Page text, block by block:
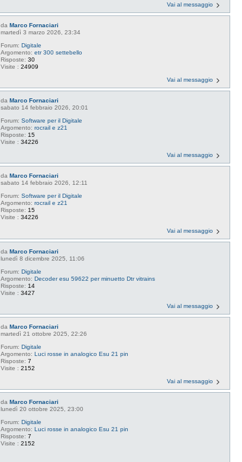
Vai al messaggio
daMarco Fornaciari
martedì 3 marzo 2026, 23:34
Forum:Digitale
Argomento:etr 300 settebello
Risposte:30
Visite :24909
Vai al messaggio
daMarco Fornaciari
sabato 14 febbraio 2026, 20:01
Forum:Software per il Digitale
Argomento:rocrail e z21
Risposte: 15
Visite :34226
Vai al messaggio
daMarco Fornaciari
sabato 14 febbraio 2026, 12:11
Forum:Software per il Digitale
Argomento:rocrail e z21
Risposte: 15
Visite :34226
Vai al messaggio
daMarco Fornaciari
lunedì 8 dicembre 2025, 11:06
Forum:Digitale
Argomento:Decoder esu 59622 per minuetto Dtr vitrains
Risposte: 14
Visite :3427
Vai al messaggio
daMarco Fornaciari
martedì 21 ottobre 2025, 22:26
Forum:Digitale
Argomento:Luci rosse in analogico Esu 21 pin
Risposte:7
Visite :2152
Vai al messaggio
daMarco Fornaciari
lunedì 20 ottobre 2025, 23:00
Forum:Digitale
Argomento:Luci rosse in analogico Esu 21 pin
Risposte:7
Visite :2152